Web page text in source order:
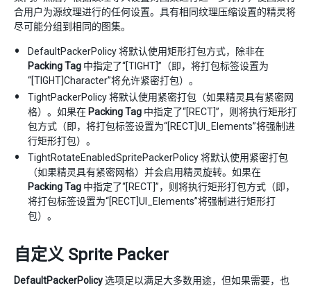
合用户为源纹理进行的任何设置。具有相同纹理压缩设置的精灵将
尽可能分组到相同的图集。
DefaultPackerPolicy 将默认使用矩形打包方式，除非在
Packing Tag 中指定了“[TIGHT]”（即，将打包标签设置为
“[TIGHT]Character”将允许紧密打包）。
TightPackerPolicy 将默认使用紧密打包（如果精灵具有紧密网
格）。如果在 Packing Tag 中指定了“[RECT]”，则将执行矩形打
包方式（即，将打包标签设置为“[RECT]UI_Elements”将强制进
行矩形打包）。
TightRotateEnabledSpritePackerPolicy 将默认使用紧密打包
（如果精灵具有紧密网格）并会启用精灵旋转。如果在
Packing Tag 中指定了“[RECT]”，则将执行矩形打包方式（即，
将打包标签设置为“[RECT]UI_Elements”将强制进行矩形打
包）。
自定义 Sprite Packer
DefaultPackerPolicy选项足以满足大多数用途，但如果需要，也